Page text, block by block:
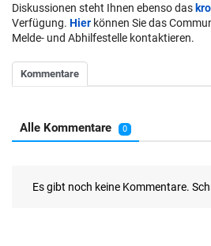
Diskussionen steht Ihnen ebenso das
Verfügung. Hier können Sie das
Melde- und Abhilfestelle kontaktieren.